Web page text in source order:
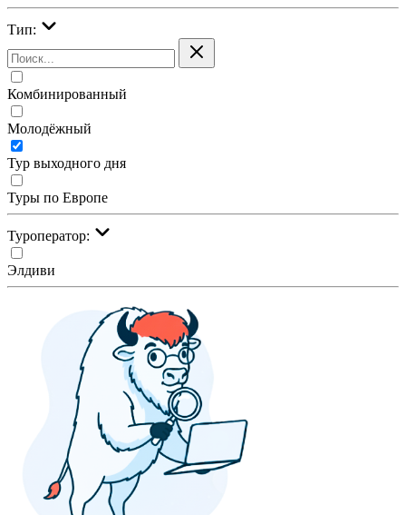
Тип:
Комбинированный
Молодёжный
Тур выходного дня
Туры по Европе
Туроператор:
Элдиви